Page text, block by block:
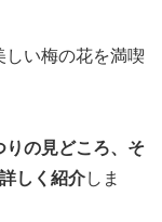
しい梅の花を満喫
りの見どころ、そ
しく紹介しま